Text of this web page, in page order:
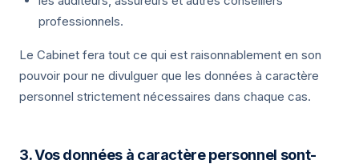
professionnels.
Le Cabinet fera tout ce qui est raisonnablement en son
pouvoir pour ne divulguer que les données à caractère
personnel strictement nécessaires dans chaque cas.
3. Vos données à caractère personnel sont-